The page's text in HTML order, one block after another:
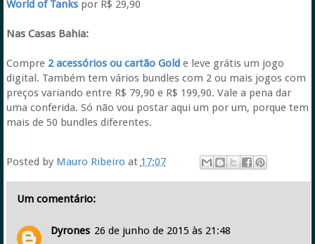
World of Tanks por R$ 29,90
Nas Casas Bahia:
Compre 2 acessórios ou cartão Golde leve grátis um jogo
digital. Também tem vários bundles com 2 ou mais jogos com
preços variando entre R$ 79,90 e R$ 199,90. Vale a pena dar
uma conferida. Só não vou postar aqui um por um, porque tem
mais de 50 bundles diferentes.
Posted by Mauro Ribeiro at 17:07
Um comentário:
Dyrones 26 de junho de 2015 às 21:48